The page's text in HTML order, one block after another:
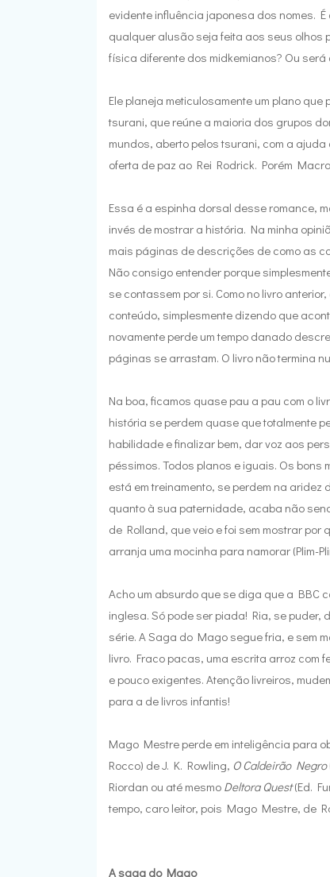
evidente influência japonesa dos nomes.
qualquer alusão seja feita aos seus olhos
física diferente dos midkemianos? Ou
Ele planeja meticulosamente um plano
tsurani, que reúne a maioria dos grupos
mundos, aberto pelos tsurani, com a
oferta de paz ao Rei Rodrick. Porém
Essa é a espinha dorsal desse romance,
invés de mostrar a história. Na minha
mais páginas de descrições de como as
Não consigo entender porque
se contassem por si. Como no livro
conteúdo, simplesmente dizendo que
novamente perde um tempo danado
páginas se arrastam. O livro não termina
Na boa, ficamos quase pau a pau com o
história se perdem quase que totalmente
habilidade e finalizar bem, dar voz aos
péssimos. Todos planos e iguais. Os
está em treinamento, se perdem na aridez
quanto à sua paternidade, acaba não
de Rolland, que veio e foi sem mostrar por
arranja uma mocinha para namorar (Plim-
Acho um absurdo que se diga que a BBC
inglesa. Só pode ser piada! Ria, se
série. A Saga do Mago segue fria, e sem
livro. Fraco pacas, uma escrita arroz com
e pouco exigentes. Atenção livreiros,
para a de livros infantis!
Mago Mestre perde em inteligência para
Rocco) de J. K. Rowling, O Caldeirão Negro
Riordan ou até mesmo Deltora Quest(Ed.
tempo, caro leitor, pois Mago Mestre, de
A saga do Mago